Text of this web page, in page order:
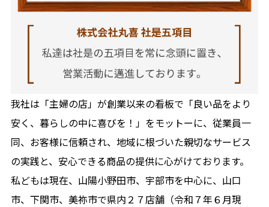
我社は「主婦の店」が創業以来の看板で「良い品をより
安く、暮らしの中に喜びを！」をモットーに、従業員一
同、お客様に信頼され、地域に根づいた親切なサービス
の実践と、安心できる商品の提供に心がけております。
私どもは現在、山陽小野田市、宇部市を中心に、山口
市、下関市、美祢市で県内２７店舗（令和７年６月現